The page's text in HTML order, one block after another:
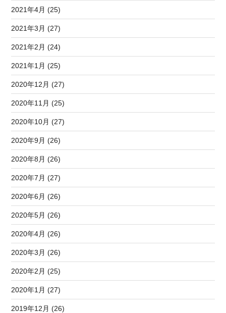
2021年4月 (25)
2021年3月 (27)
2021年2月 (24)
2021年1月 (25)
2020年12月 (27)
2020年11月 (25)
2020年10月 (27)
2020年9月 (26)
2020年8月 (26)
2020年7月 (27)
2020年6月 (26)
2020年5月 (26)
2020年4月 (26)
2020年3月 (26)
2020年2月 (25)
2020年1月 (27)
2019年12月 (26)